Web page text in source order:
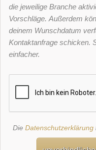
die jeweilige Branche
Vorschläge. Außerdem
deinem Wunschdatum
Kontaktanfrage schicken.
einfacher.
Die Datenschutzerklärung